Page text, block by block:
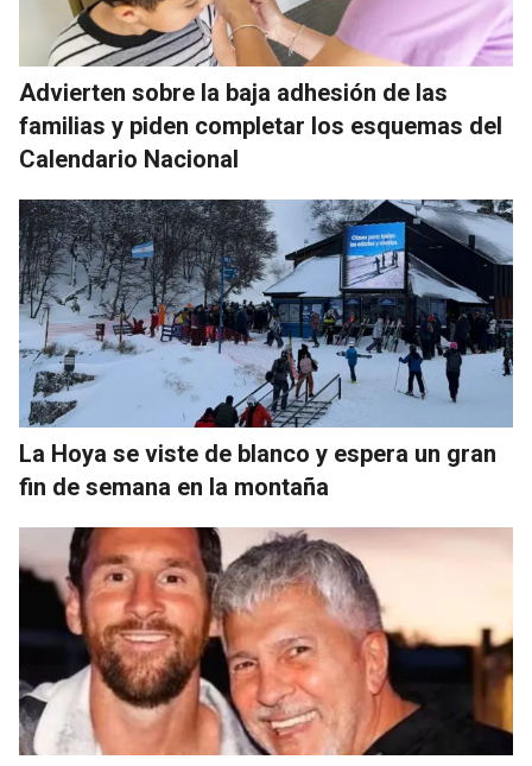
Advierten sobre la baja adhesión de las
familias y piden completar los esquemas del
Calendario Nacional
La Hoya se viste de blanco y espera un gran
fin de semana en la montaña